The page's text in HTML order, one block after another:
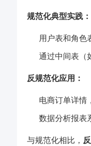
规范化典型实践：
用户表和角色
通过中间表（
反规范化应用：
电商订单详情
数据分析报表
与规范化相比，